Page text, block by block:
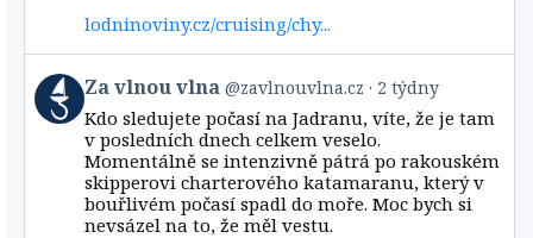
lodninoviny.cz/cruising/chy...
View
post
by
Bluesky
Za vlnou vlna @zavlnouvlna.cz 2 týdny
Kdo sledujete počasí na Jadranu, víte, že je tam
v posledních dnech celkem veselo.
Momentálně se intenzivně pátrá po rakouském
skipperovi charterového katamaranu, který v
bouřlivém počasí spadl do moře. Moc bych si
nevsázel na to, že měl vestu.